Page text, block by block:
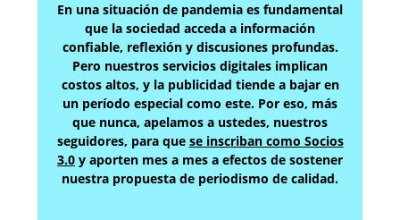
En una situación de pandemia es fundamental
que la sociedad acceda a información
confiable, reflexión y discusiones profundas.
Pero nuestros servicios digitales implican
costos altos, y la publicidad tiende a bajar en
un período especial como este. Por eso, más
que nunca, apelamos a ustedes, nuestros
seguidores, para que se inscriban como Socios
3.0 y aporten mes a mes a efectos de sostener
nuestra propuesta de periodismo de calidad.